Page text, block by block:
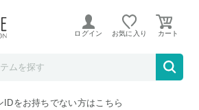
おります。
ログイン お気に入り
り扱い終了、またはただいま取り扱い
IDをお持ちでない方はこちら